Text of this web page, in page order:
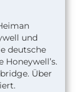
und
deutsche
Über